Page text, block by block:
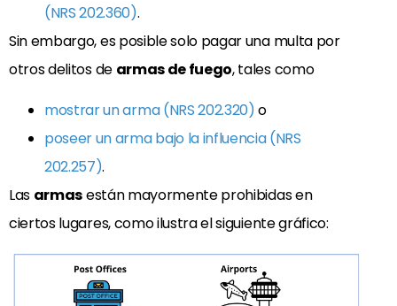
(NRS 202.360).
Sin embargo, es posible solo pagar una multa por
otros delitos de armas de fuego, tales como
mostrar un arma (NRS 202.320)o
poseer un arma bajo la influencia (NRS
202.257).
Las armasestán mayormente prohibidas en
ciertos lugares, como ilustra el siguiente gráfico: